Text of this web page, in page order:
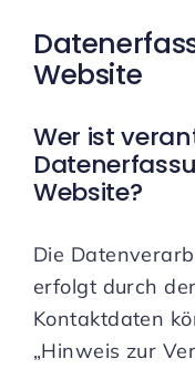
Website
Wer ist
Website?
Die
erfolgt durch
Kontaktdaten
„Hinweis zur